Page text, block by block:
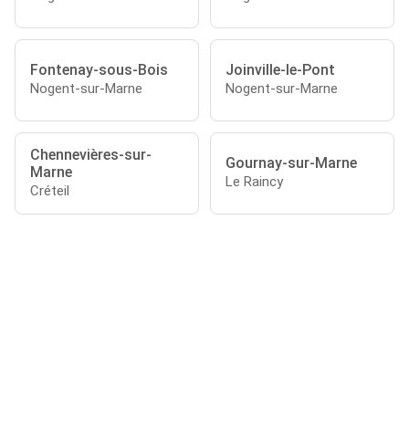
Fontenay-sous-Bois
Nogent-sur-Marne
Joinville-le-Pont
Nogent-sur-Marne
Chennevières-sur-
Marne
Créteil
Gournay-sur-Marne
Le Raincy